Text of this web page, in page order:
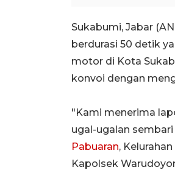
Sukabumi, Jabar
berdurasi 50 detik
motor di Kota
konvoi dengan
"Kami menerima
ugal-ugalan
Pabuaran,
Kapolsek